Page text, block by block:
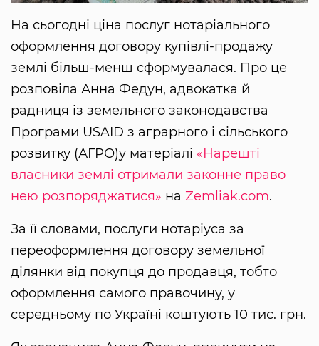
На сьогодні ціна послуг нотаріального
оформлення договору купівлі-продажу
землі більш-менш сформувалася. Про це
розповіла Анна Федун, адвокатка й
радниця із земельного законодавства
Програми USAID з аграрного і сільського
розвитку (АГРО)у матеріалі «Нарешті
власники землі отримали законне право
нею розпоряджатися» на Zemliak.com.
За її словами, послуги нотаріуса за
переоформлення договору земельної
ділянки від покупця до продавця, тобто
оформлення самого правочину, у
середньому по Україні коштують 10 тис. грн.